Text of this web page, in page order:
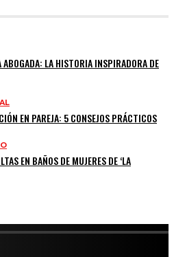
ABOGADA: LA HISTORIA INSPIRADORA DE
EN PAREJA: 5 CONSEJOS PRÁCTICOS
EN BAÑOS DE MUJERES DE ‘LA